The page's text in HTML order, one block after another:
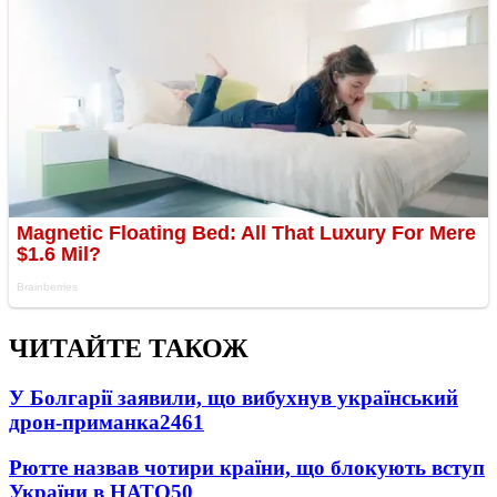
ЧИТАЙТЕ ТАКОЖ
У Болгарії заявили, що вибухнув український
дрон-приманка2461
Рютте назвав чотири країни, що блокують вступ
України в НАТО50